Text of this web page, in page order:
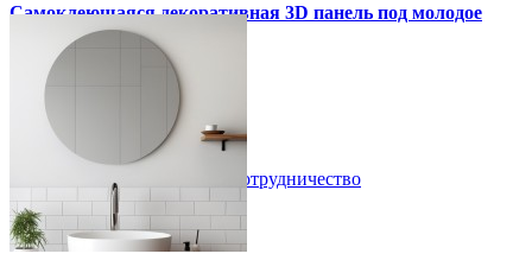
Самоклеющаяся декоративная 3D панель под молодое
дерево 700x700x5мм
105 грн /шт
Купить Сотрудничество